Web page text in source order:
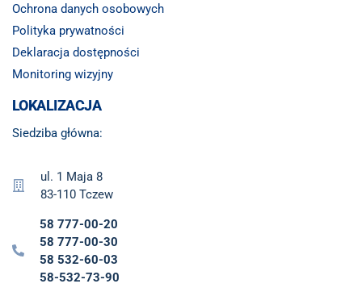
Ochrona danych osobowych
Polityka prywatności
Deklaracja dostępności
Monitoring wizyjny
LOKALIZACJA
Siedziba główna:
ul. 1 Maja 8
83-110 Tczew
58 777-00-20
58 777-00-30
58 532-60-03
58-532-73-90